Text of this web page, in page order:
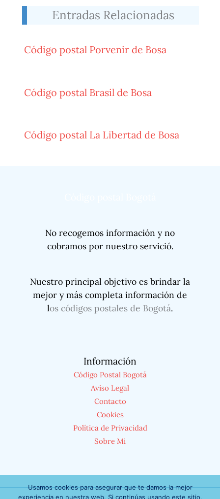
Entradas Relacionadas
Código postal Porvenir de Bosa
Código postal Brasil de Bosa
Código postal La Libertad de Bosa
No recogemos información y no
cobramos por nuestro servició.
Nuestro principal objetivo es brindar la
mejor y más completa información de
los códigos postales de Bogotá.
Información
Código Postal Bogotá
Aviso Legal
Contacto
Cookies
Política de Privacidad
Sobre Mi
Usamos cookies para asegurar que te damos la mejor
experiencia en nuestra web. Si continúas usando este sitio,